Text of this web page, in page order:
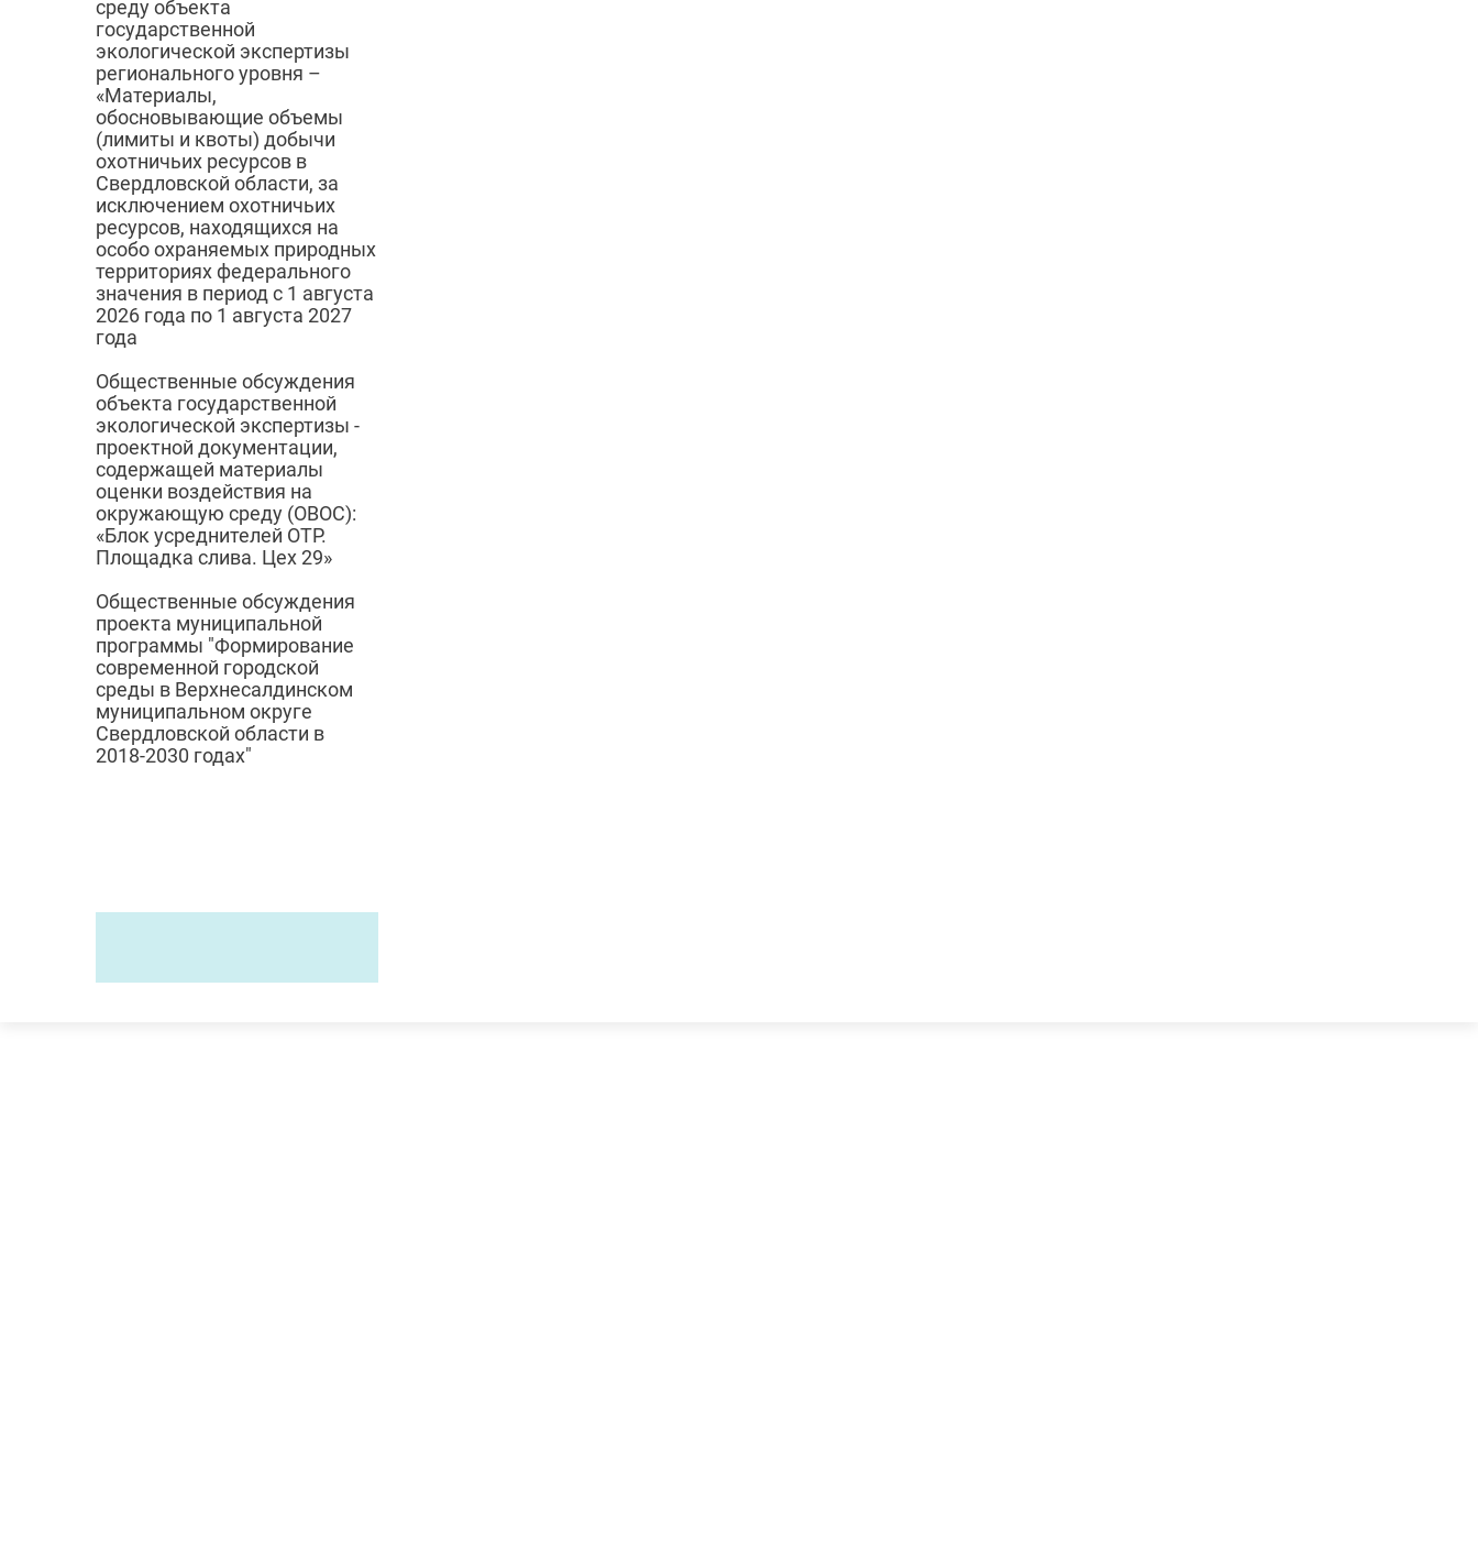
среду объекта
государственной
экологической экспертизы
регионального уровня –
«Материалы,
обосновывающие объемы
(лимиты и квоты) добычи
охотничьих ресурсов в
Свердловской области, за
исключением охотничьих
ресурсов, находящихся на
особо охраняемых природных
территориях федерального
значения в период с 1 августа
2026 года по 1 августа 2027
года
Общественные обсуждения
объекта государственной
экологической экспертизы -
проектной документации,
содержащей материалы
оценки воздействия на
окружающую среду (ОВОС):
«Блок усреднителей ОТР.
Площадка слива. Цех 29»
Общественные обсуждения
проекта муниципальной
программы "Формирование
современной городской
среды в Верхнесалдинском
муниципальном округе
Свердловской области в
2018-2030 годах"